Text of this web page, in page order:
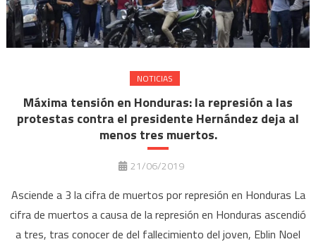
NOTICIAS
Máxima tensión en Honduras: la represión a las
protestas contra el presidente Hernández deja al
menos tres muertos.
21/06/2019
Asciende a 3 la cifra de muertos por represión en Honduras La
cifra de muertos a causa de la represión en Honduras ascendió
a tres, tras conocer de del fallecimiento del joven, Eblin Noel